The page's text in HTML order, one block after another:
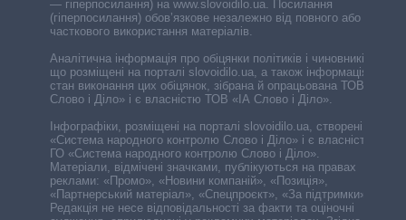
— гіперпосилання) на www.slovoidilo.ua. Посилання
(гіперпосилання) обов’язкове незалежно від повного або
часткового використання матеріалів.
Аналітична інформація про обіцянки політиків і чиновників,
що розміщені на порталі slovoidilo.ua, а також інформація про
стан виконання цих обіцянок, зібрана й опрацьована ТОВ «ІА
Слово і Діло» і є власністю ТОВ «ІА Слово і Діло».
Інфографіки, розміщені на порталі slovoidilo.ua, створені ГО
«Система народного контролю Слово і Діло» і є власністю
ГО «Система народного контролю Слово і Діло».
Матеріали, відмічені значками, публікуються на правах
реклами: «Промо», «Новини компаній», «Позиція»,
«Партнерський матеріал», «Спецпроєкт», «За підтримки».
Редакція не несе відповідальності за факти та оціночні